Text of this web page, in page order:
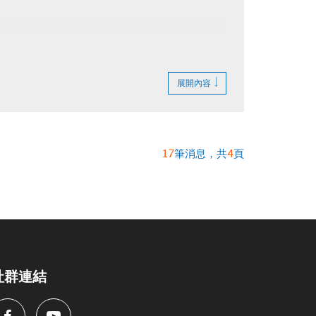
展開內容
17筆消息，共4 頁
群連結
FacebookYoutube